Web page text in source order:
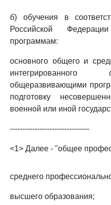
б) обучения в
Российской
программам:
основного общего и
общеразвивающими
подготовку
военной или иной
--------------------------------
<1> Далее - "общее
среднего
высшего образования;